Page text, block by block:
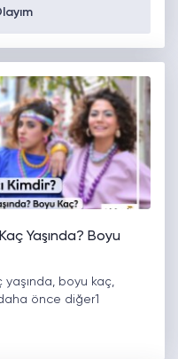
Yaşında? Boyu
yaşında, boyu kaç,
önce diğer1